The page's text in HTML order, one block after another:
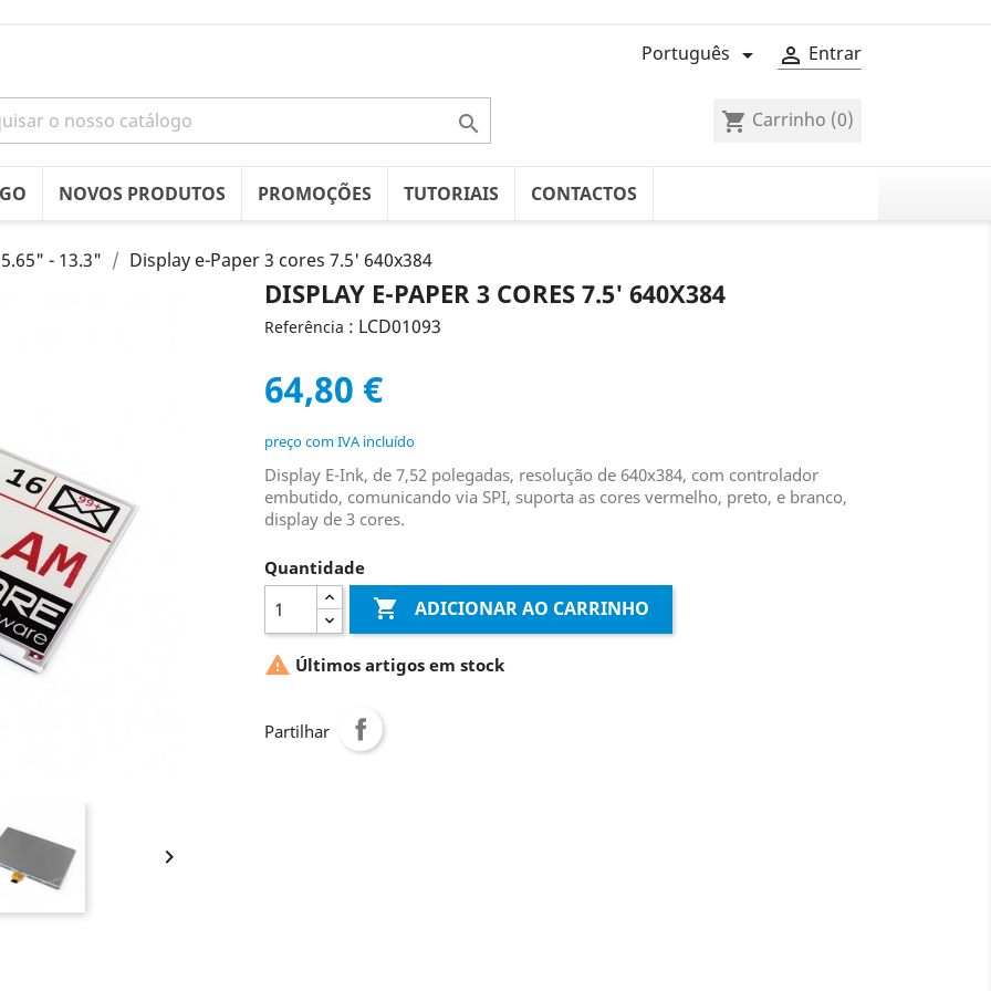
 Entrar
Português 
 shopping_cart Carrinho (0)
NOVOS PRODUTOS PROMOÇÕES TUTORIAIS CONTACTOS
5.65" - 13.3" Display e-Paper 3 cores 7.5' 640x384

DISPLAY E-PAPER 3 CORES 7.5' 640X384
Referência : LCD01093
64,80 €
preço com IVA incluído
Display E-Ink, de 7,52 polegadas, resolução de 640x384, com controlador
embutido, comunicando via SPI, suporta as cores vermelho, preto, e branco,
display de 3 cores.
Quantidade
 ADICIONAR AO CARRINHO
 Últimos artigos em stock
Partilhar